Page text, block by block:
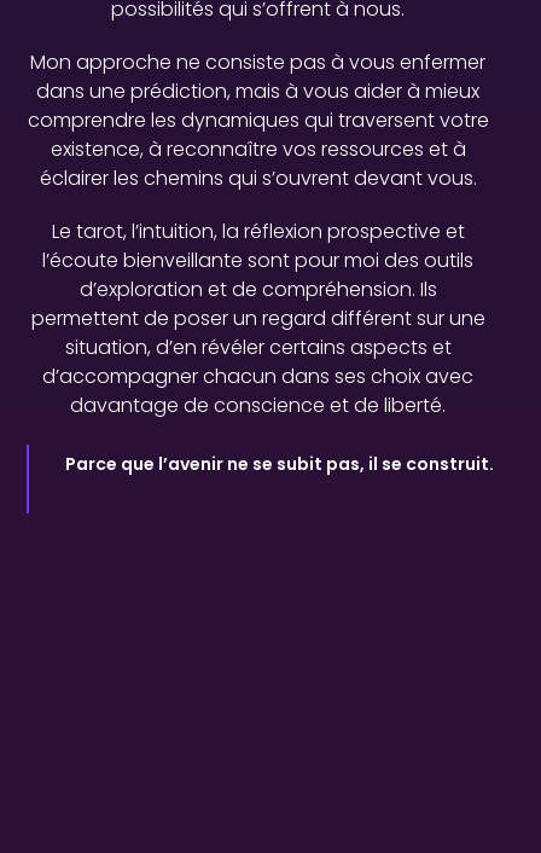
possibilités qui s’offrent à nous.
Mon approche ne consiste pas à vous enfermer
dans une prédiction, mais à vous aider à mieux
comprendre les dynamiques qui traversent votre
existence, à reconnaître vos ressources et à
éclairer les chemins qui s’ouvrent devant vous.
Le tarot, l’intuition, la réflexion prospective et
l’écoute bienveillante sont pour moi des outils
d’exploration et de compréhension. Ils
permettent de poser un regard différent sur une
situation, d’en révéler certains aspects et
d’accompagner chacun dans ses choix avec
davantage de conscience et de liberté.
Parce que l’avenir ne se subit pas, il se construit.